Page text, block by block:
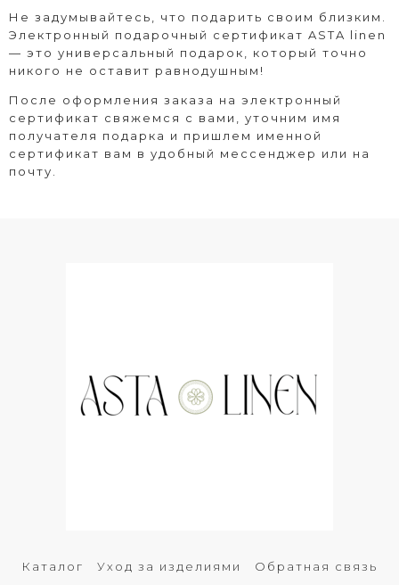
Не задумывайтесь, что подарить своим близким.
Электронный подарочный сертификат ASTA linen
— это универсальный подарок, который точно
никого не оставит равнодушным!
После оформления заказа на электронный
сертификат свяжемся с вами, уточним имя
получателя подарка и пришлем именной
сертификат вам в удобный мессенджер или на
почту.
Каталог Уход за изделиями Обратная связь